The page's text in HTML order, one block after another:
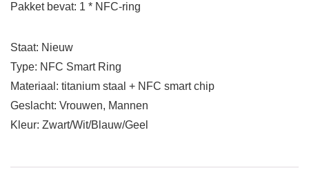
Pakket bevat: 1 * NFC-ring
Staat: Nieuw
Type: NFC Smart Ring
Materiaal: titanium staal + NFC smart chip
Geslacht: Vrouwen, Mannen
Kleur: Zwart/Wit/Blauw/Geel